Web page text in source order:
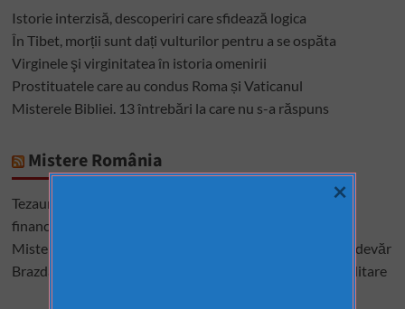
Istorie interzisă, descoperiri care sfidează logica
În Tibet, morții sunt dați vulturilor pentru a se ospăta
Virginele şi virginitatea în istoria omenirii
Prostituatele care au condus Roma și Vaticanul
Misterele Bibliei. 13 întrebări la care nu s-a răspuns
Mistere România
Tezaurul României de la Moscova – cel mai mare mister
financiar din istoria României
Misterele lui Ștefan cel Mare – între istorie, legendă și adevăr
Brazda lui Novac, una dintre cele mai mari construcții militare
×